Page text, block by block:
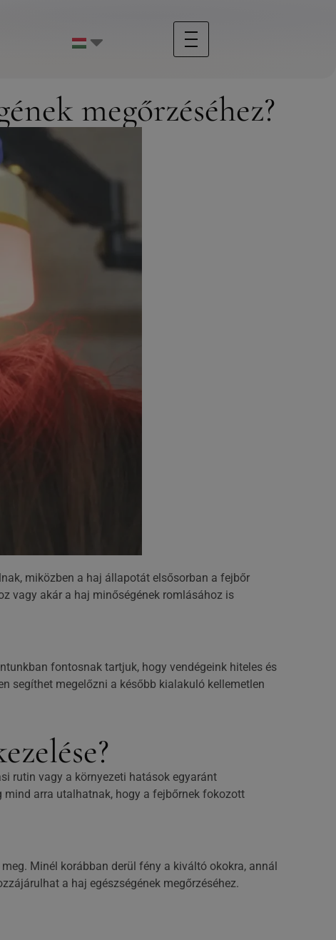
megőrzéséhez?
miközben a haj állapotát elsősorban a fejbőr
vagy akár a haj minőségének romlásához is
fontosnak tartjuk, hogy vendégeink hiteles és
segíthet megelőzni a később kialakuló kellemetlen
rutin vagy a környezeti hatások egyaránt
arra utalhatnak, hogy a fejbőrnek fokozott
Minél korábban derül fény a kiváltó okokra, annál
a haj egészségének megőrzéséhez.